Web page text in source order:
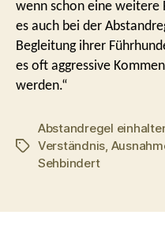
wenn schon eine weitere
es auch bei der
Begleitung ihrer
es oft aggressive
werden.“
Schlagwörter
Abstandregel
Verständnis,
Sehbindert